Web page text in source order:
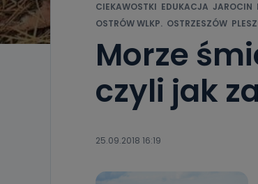
CIEKAWOSTKI EDUKACJA JAROCIN
OSTRÓW WLKP. OSTRZESZÓW
Morze
czyli jak
25.09.2018 16:19